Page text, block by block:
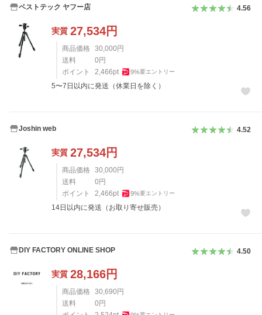
ベストテック ヤフー店 4.56
実質 27,534円
商品価格 30,000 円
送料
0 円
ポイント
2,466pt 9%要エントリー
5〜7日以内に発送（休業日を除く）
Joshin web 4.52
実質 27,534円
商品価格 30,000 円
送料
0 円
ポイント
2,466pt 9%要エントリー
14日以内に発送（お取り寄せ販売）
DIY FACTORY ONLINE SHOP 4.50
実質 28,166円
商品価格 30,690 円
送料
0 円